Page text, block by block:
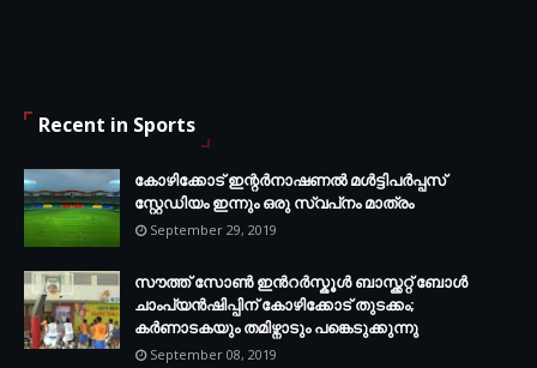
Recent in Sports
കോഴിക്കോട് ഇന്റര്‍നാഷണല്‍ മള്‍ട്ടിപര്‍പ്പസ്
സ്റ്റേഡിയം ഇന്നും ഒരു സ്വപ്‌നം മാത്രം
September 29, 2019
സൗത്ത് സോണ്‍ ഇന്‍റര്‍സ്കൂള്‍ ബാസ്ക്കറ്റ് ബോൾ
ചാംപ്യന്‍ഷിപ്പിന് കോഴിക്കോട് തുടക്കം;
കർണാടകയും തമിഴ്നാടും പങ്കെടുക്കുന്നു
September 08, 2019